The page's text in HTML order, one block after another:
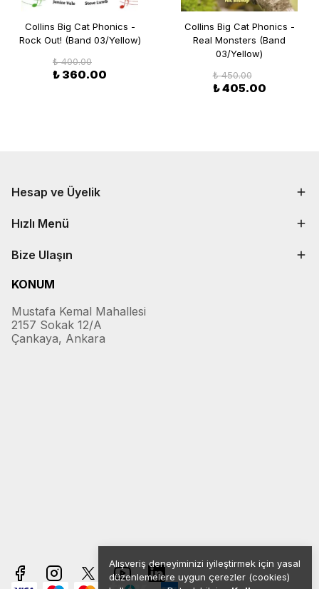
Alışveriş deneyiminizi iyileştirmek için yasal
düzenlemelere uygun çerezler (cookies)
Collins Big Cat Phonics -
Rock Out! (Band 03/Yellow)
₺ 400.00
₺ 360.00
Collins Big Cat Phonics -
Real Monsters (Band
03/Yellow)
₺ 450.00
₺ 405.00
Hesap ve Üyelik
Hızlı Menü
Bize Ulaşın
KONUM
Mustafa Kemal Mahallesi
2157 Sokak 12/A
Çankaya, Ankara